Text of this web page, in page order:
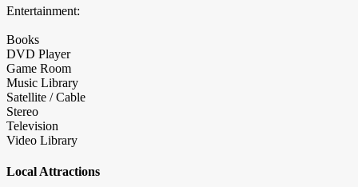
Entertainment:
Books
DVD Player
Game Room
Music Library
Satellite / Cable
Stereo
Television
Video Library
Local Attractions